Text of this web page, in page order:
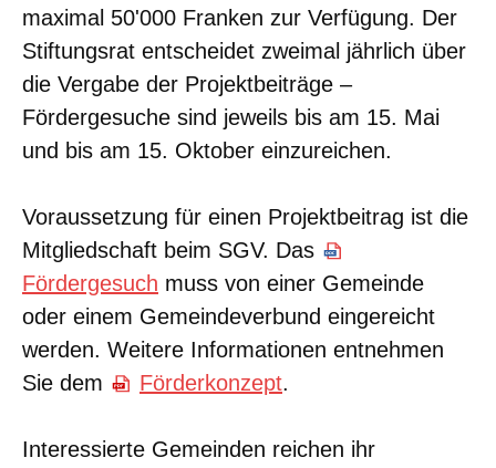
maximal 50'000 Franken zur Verfügung. Der
Stiftungsrat entscheidet zweimal jährlich über
die Vergabe der Projektbeiträge –
Fördergesuche sind jeweils bis am 15. Mai
und bis am 15. Oktober einzureichen.
Voraussetzung für einen Projektbeitrag ist die
Mitgliedschaft beim SGV. Das
Fördergesuch muss von einer Gemeinde
oder einem Gemeindeverbund eingereicht
werden. Weitere Informationen entnehmen
Sie dem
Förderkonzept.
Interessierte Gemeinden reichen ihr